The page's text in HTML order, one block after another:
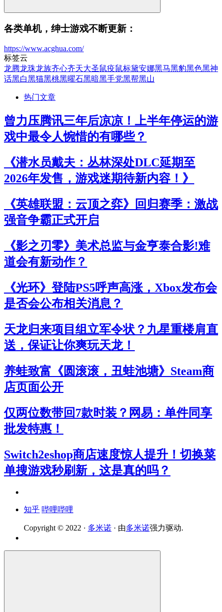
各类单机，绅士游戏不断更新：
https://www.acghua.com/
标签云
龙腾龙珠龙族齐心齐天大圣鼠疫鼠标黛安娜黑马黑豹黑色黑神
话黑白黑猫黑桃黑曜石黑暗黑手党黑帮黑山
热门文章
曾力压腾讯三年后凉凉！上半年停运的游
戏中最令人惋惜的有哪些？
《潜水员戴夫：丛林深处DLC延期至
2026年发售，游戏迷期待新内容！》
《英雄联盟：云顶之弈》回归赛季：激战
强音争霸正式开启
《影之刃零》美术总监与金亨泰合影!难
道会有新动作？
《光环》登陆PS5呼声高涨，Xbox发布会
是否会公布相关消息？
天龙归来项目组立军令状？九星重楼肩直
送，保证让你爽玩天龙！
养蛙致富《圆滚滚，丑蛙池塘》Steam商
店页面公开
仅两位数带回7款时装？网易：单件同享
批发特惠！
Switch2eshop商店速度惊人提升！切换菜
单搜游戏秒刷新，这是真的吗？
知乎 哔哩哔哩
Copyright © 2022 · 多米诺 · 由多米诺强力驱动.